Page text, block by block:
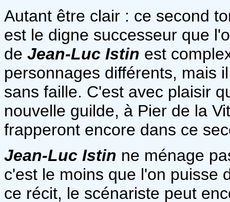
Autant être clair : ce second
est le digne successeur que
de Jean-Luc Istin est
personnages différents, mais
sans faille. C'est avec plaisir
nouvelle guilde, à Pier de la
frapperont encore dans ce
Jean-Luc Istin ne ménage
c'est le moins que l'on puisse
ce récit, le scénariste peut